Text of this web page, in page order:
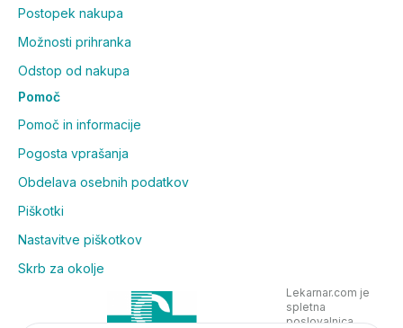
Postopek nakupa
Možnosti prihranka
Odstop od nakupa
Pomoč
Pomoč in informacije
Pogosta vprašanja
Obdelava osebnih podatkov
Piškotki
Nastavitve piškotkov
Skrb za okolje
Lekarnar.com je
spletna
poslovalnica